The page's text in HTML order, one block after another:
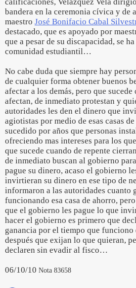
bandera en la ceremonia cívica y de
maestro José Bonifacio Cabal
destacado, que es apoyado por
que a pesar de su discapacidad, se
comunidad estudiantil…
No cabe duda que siempre hay
de cualquier forma obtener buenos
afectar a los demás, pero que
afectan, de inmediato protestan y
autoridades les den el dinero que
agiotistas por medio de esas casas
sucedido por años que personas
ofreciendo mas intereses para los
que sucede cuando de repente
de inmediato buscan al gobierno
pague su dinero, acaso el gobierno
invirtieran su dinero en ese tipo de
informaron a las autoridades cuanto
funcionando esa casa de ahorro,
que el gobierno les pague lo que
hacer el gobierno es primero que
ganancia por el tiempo que funciono
después que exijan lo que quieran,
declaren sin evadir al fisco…
06/10/10 Nota 83658